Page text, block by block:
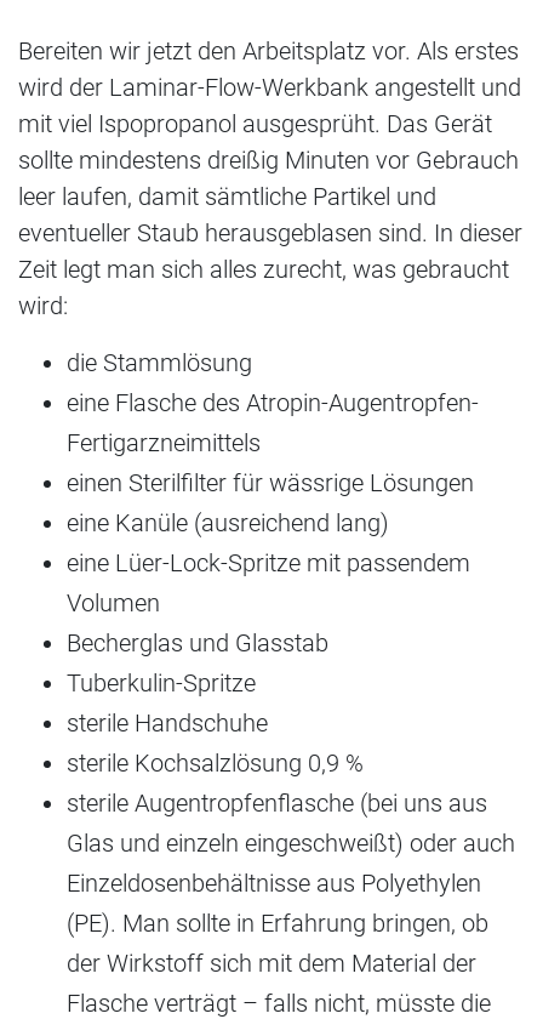
Bereiten wir jetzt den Arbeitsplatz vor. Als erstes
wird der Laminar-Flow-Werkbank angestellt und
mit viel Ispopropanol ausgesprüht. Das Gerät
sollte mindestens dreißig Minuten vor Gebrauch
leer laufen, damit sämtliche Partikel und
eventueller Staub herausgeblasen sind. In dieser
Zeit legt man sich alles zurecht, was gebraucht
wird:
die Stammlösung
eine Flasche des Atropin-Augentropfen-
Fertigarzneimittels
einen Sterilfilter für wässrige Lösungen
eine Kanüle (ausreichend lang)
eine Lüer-Lock-Spritze mit passendem
Volumen
Becherglas und Glasstab
Tuberkulin-Spritze
sterile Handschuhe
sterile Kochsalzlösung 0,9 %
sterile Augentropfenflasche (bei uns aus
Glas und einzeln eingeschweißt) oder auch
Einzeldosenbehältnisse aus Polyethylen
(PE). Man sollte in Erfahrung bringen, ob
der Wirkstoff sich mit dem Material der
Flasche verträgt – falls nicht, müsste die